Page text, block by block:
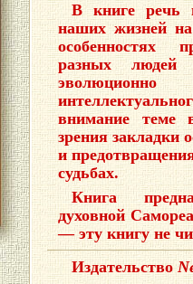
В книге речь
наших жизней
особенностях
разных
эволюционно
внимание теме
зрения закладки
и
судьбах.
Книга
духовной
— эту книгу не
Издательство